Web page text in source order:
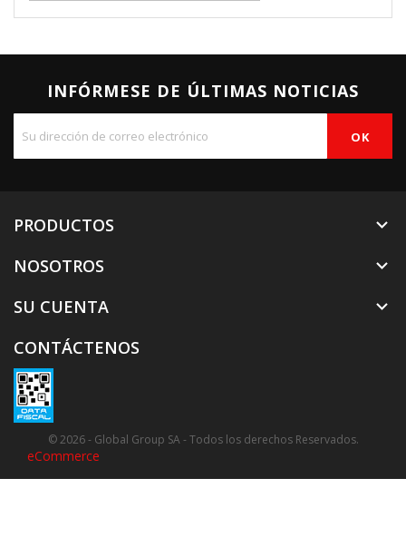
INFÓRMESE DE ÚLTIMAS NOTICIAS
PRODUCTOS 
NOSOTROS 
SU CUENTA 
CONTÁCTENOS
© 2026 - Global Group SA - Todos los derechos Reservados.
eCommerce